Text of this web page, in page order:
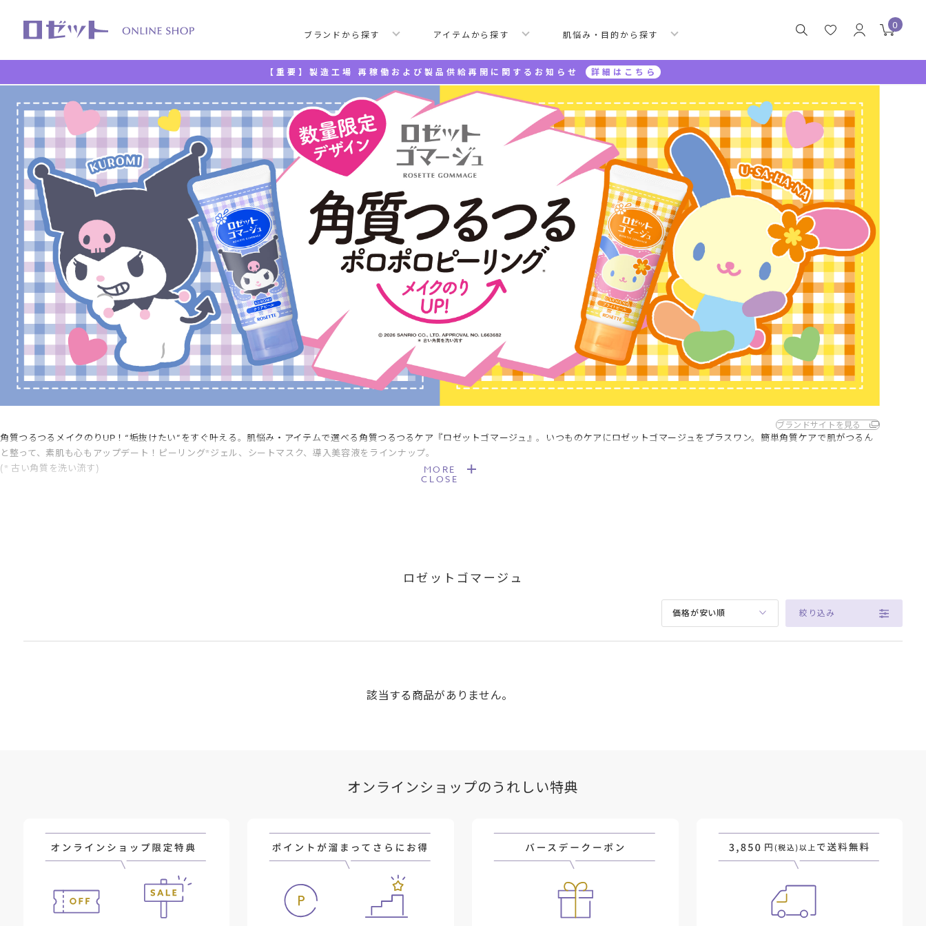
ブランドから探す アイテムから探す 肌悩み・目的から探す
0
【重要】製造工場 再稼働および製品供給再開に関するお知らせ 詳細はこちら
ブランドサイトを見る
角質つるつるメイクのりUP！“垢抜けたい”をすぐ叶える。肌悩み・アイテムで選べる角質つるつるケア『ロゼットゴマージュ』。いつものケアにロゼットゴマージュをプラスワン。簡単角質ケアで肌がつるん
と整って、素肌も心もアップデート！ピーリング*ジェル、シートマスク、導入美容液をラインナップ。
(* 古い角質を洗い流す)
MORE
CLOSE
ロゼットゴマージュ
価格が安い順 絞り込み
該当する商品がありません。
オンラインショップのうれしい特典